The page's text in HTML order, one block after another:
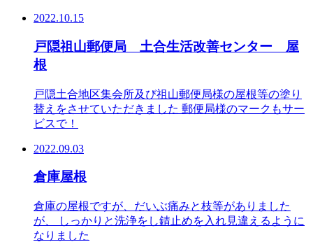
2022.10.15
戸隠祖山郵便局 土合生活改善センター 屋
根
戸隠土合地区集会所及び祖山郵便局様の屋根等の塗り
替えをさせていただきました 郵便局様のマークもサー
ビスで！
2022.09.03
倉庫屋根
倉庫の屋根ですが、だいぶ痛みと枝等がありました
が、 しっかりと洗浄をし錆止めを入れ見違えるように
なりました